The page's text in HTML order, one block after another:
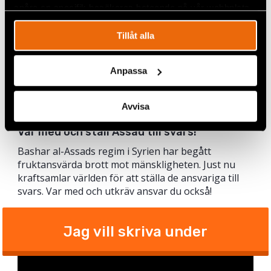
Tillåt alla
Anpassa
Avvisa
på svenskahär, på arabiskahäroch på
Kontakt
För mer information, vänligen kontakta
Civil Rights Defenders påpress@crd.orgeller +46
Var med och ställ Assad till svars!
Bashar al-Assads regim i Syrien har begått
fruktansvärda brott mot mänskligheten. Just nu
kraftsamlar världen för att ställa de ansvariga till
svars. Var med och utkräv ansvar du också!
Jag vill skriva under